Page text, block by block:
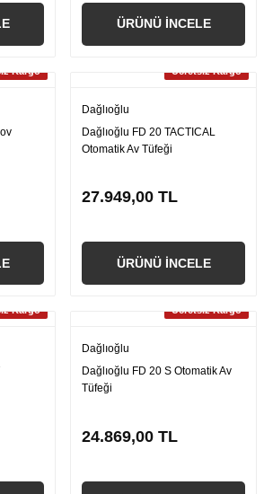
ÜRÜNÜ İNCELE
Kargo Ücretsiz Kargo
Dağlıoğlu
Dağlıoğlu FD 20 TACTICAL
Otomatik Av Tüfeği
27.949,00 TL
ÜRÜNÜ İNCELE
Kargo Ücretsiz Kargo
Dağlıoğlu
Dağlıoğlu FD 20 S Otomatik Av
Tüfeği
24.869,00 TL